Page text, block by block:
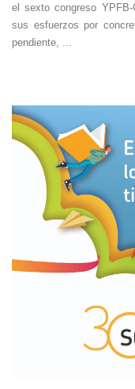
el sexto congreso
sus esfuerzos por
pendiente, ...